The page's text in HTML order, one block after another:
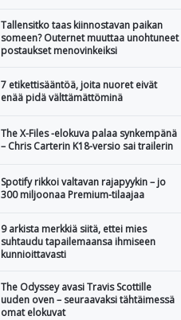
Tallensitko taas kiinnostavan paikan
someen? Outernet muuttaa unohtuneet
postaukset menovinkeiksi
7 etikettisääntöä, joita nuoret eivät
enää pidä välttämättöminä
The X-Files -elokuva palaa synkempänä
– Chris Carterin K18-versio sai trailerin
Spotify rikkoi valtavan rajapyykin – jo
300 miljoonaa Premium-tilaajaa
9 arkista merkkiä siitä, ettei mies
suhtaudu tapailemaansa ihmiseen
kunnioittavasti
The Odyssey avasi Travis Scottille
uuden oven – seuraavaksi tähtäimessä
omat elokuvat